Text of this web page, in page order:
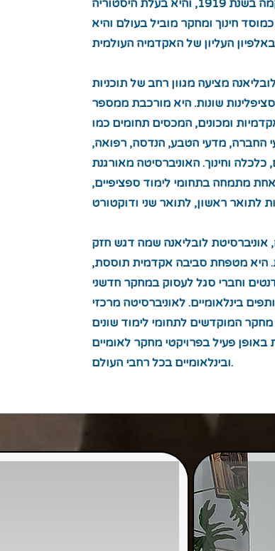
האוניברסיטה הוקמה בשנת 1919, והיא בעלת היסטוריה
חינוך ומחקר מוביל בעולם והיא
מציעה מגוון רחב של תוכניות
שונות. היא מורכבת ממספר
ומכונים, המכסים תחומים כמו
החברה, מדעי הטבע, הנדסה, רפואה,
כלכלה וחינוך. האוניברסיטה מאורגנת
מתמחה בתחומי לימוד ספציפיים,
אוניברסיטת לובליאנה שמה דגש חזק
היא מטפחת סביבה אקדמית תוססת,
וחברי סגל לעסוק במחקר חדשני
בינלאומיים. לאוניברסיטה מרכזי
מחקר המוקדשים לתחומי לימוד שונים
פעיל בפרויקטי מחקר לאומיים
ובינלאומיים בכל רחבי העולם.